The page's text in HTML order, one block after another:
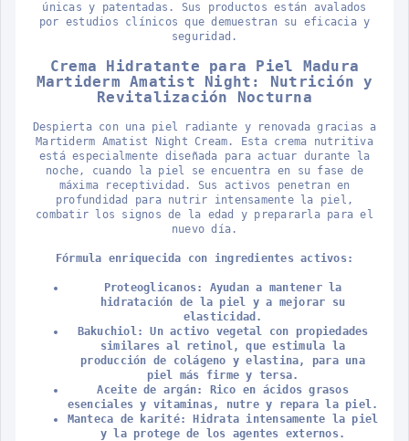
únicas y patentadas. Sus productos están avalados
por estudios clínicos que demuestran su eficacia y
seguridad.
Crema Hidratante para Piel Madura
Martiderm Amatist Night: Nutrición y
Revitalización Nocturna
Despierta con una piel radiante y renovada gracias a
Martiderm Amatist Night Cream. Esta crema nutritiva
está especialmente diseñada para actuar durante la
noche, cuando la piel se encuentra en su fase de
máxima receptividad. Sus activos penetran en
profundidad para nutrir intensamente la piel,
combatir los signos de la edad y prepararla para el
nuevo día.
Fórmula enriquecida con ingredientes activos:
Proteoglicanos: Ayudan a mantener la
hidratación de la piel y a mejorar su
elasticidad.
Bakuchiol: Un activo vegetal con propiedades
similares al retinol, que estimula la
producción de colágeno y elastina, para una
piel más firme y tersa.
Aceite de argán: Rico en ácidos grasos
esenciales y vitaminas, nutre y repara la piel.
Manteca de karité: Hidrata intensamente la piel
y la protege de los agentes externos.